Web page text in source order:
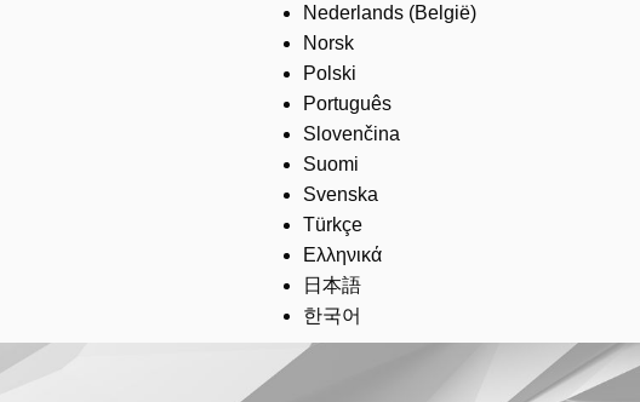
Nederlands (België)
Norsk
Polski
Português
Slovenčina
Suomi
Svenska
Türkçe
Ελληνικά
日本語
한국어